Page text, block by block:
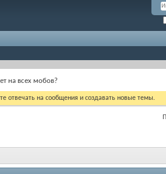
на всех мобов?
отвечать на сообщения и создавать новые темы.